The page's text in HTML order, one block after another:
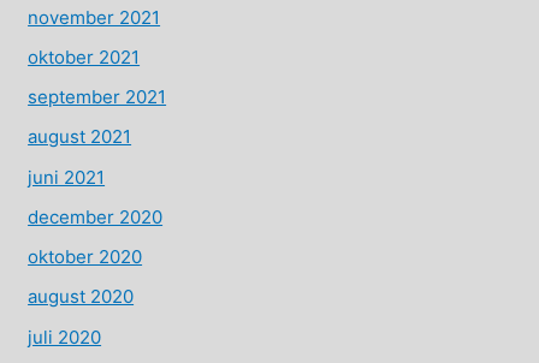
november 2021
oktober 2021
september 2021
august 2021
juni 2021
december 2020
oktober 2020
august 2020
juli 2020